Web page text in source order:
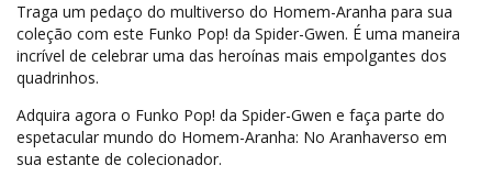
Traga um pedaço do multiverso do Homem-Aranha para sua
coleção com este Funko Pop! da Spider-Gwen. É uma maneira
incrível de celebrar uma das heroínas mais empolgantes dos
quadrinhos.
Adquira agora o Funko Pop! da Spider-Gwen e faça parte do
espetacular mundo do Homem-Aranha: No Aranhaverso em
sua estante de colecionador.